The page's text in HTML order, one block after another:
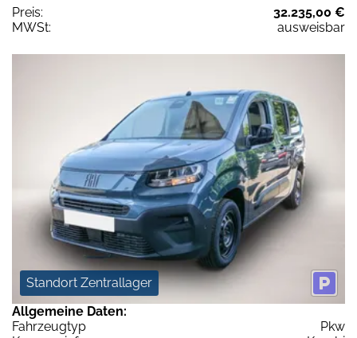
Preis:
32.235,00 €
MWSt:
ausweisbar
Standort Zentrallager
Allgemeine Daten:
Fahrzeugtyp
Pkw